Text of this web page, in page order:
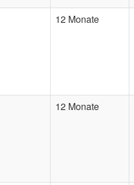
12 Monate
12 Monate